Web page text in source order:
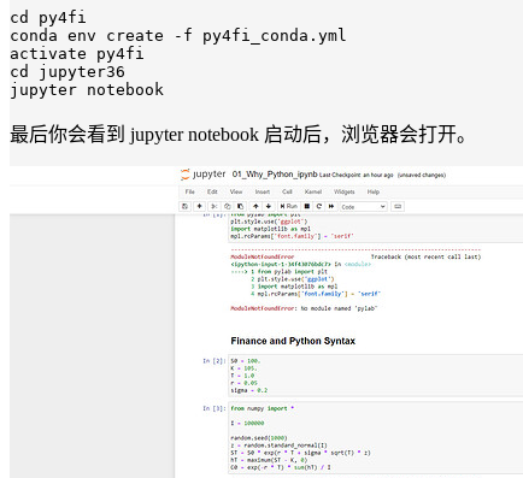
cd
py4fi
conda env create -f py4fi_conda.yml
cd
jupyter36
最后你会看到 jupyter notebook 启动后，浏览器会打开。